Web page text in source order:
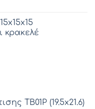
κρακελέ
ΤΒ01Ρ (19.5x21.6)